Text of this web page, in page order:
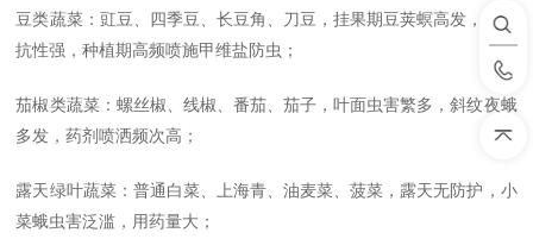
豆类蔬菜：豇豆、四季豆、长豆角、刀豆，挂果期豆荚螟高发，虫害
抗性强，种植期高频喷施甲维盐防虫；
茄椒类蔬菜：螺丝椒、线椒、番茄、茄子，叶面虫害繁多，斜纹夜蛾
多发，药剂喷洒频次高；
露天绿叶蔬菜：普通白菜、上海青、油麦菜、菠菜，露天无防护，小
菜蛾虫害泛滥，用药量大；